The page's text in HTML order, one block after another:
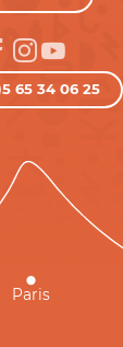
65 34 06 25
Paris